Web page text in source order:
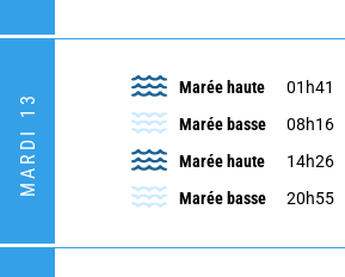
MARDI 13
Marée haute 01h41
Marée basse
08h16
Marée haute 14h26
Marée basse
20h55